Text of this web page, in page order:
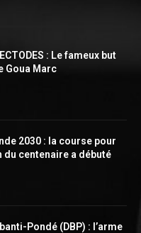
: Le fameux but
Goua Marc
2030 : la course pour
du centenaire a débuté
Pondé (DBP) : l’arme